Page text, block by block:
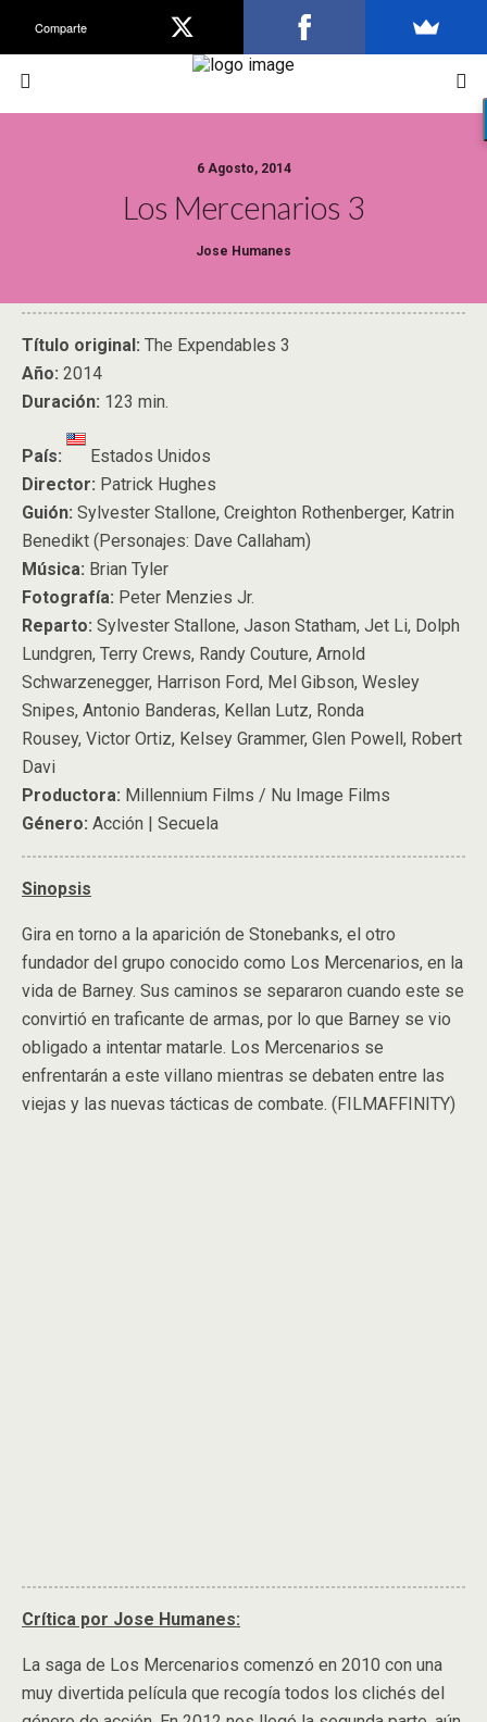
6 Agosto, 2014
Los Mercenarios 3
Jose Humanes
Título original: The Expendables 3
Año: 2014
Duración: 123 min.
País:
Estados Unidos
Director: Patrick Hughes
Guión: Sylvester Stallone, Creighton Rothenberger, Katrin
Benedikt (Personajes: Dave Callaham)
Música: Brian Tyler
Fotografía: Peter Menzies Jr.
Reparto: Sylvester Stallone, Jason Statham, Jet Li, Dolph
Lundgren, Terry Crews, Randy Couture, Arnold
Schwarzenegger, Harrison Ford, Mel Gibson, Wesley
Snipes, Antonio Banderas, Kellan Lutz, Ronda
Rousey, Victor Ortiz, Kelsey Grammer, Glen Powell, Robert
Davi
Productora: Millennium Films / Nu Image Films
Género: Acción | Secuela
Sinopsis
Gira en torno a la aparición de Stonebanks, el otro
fundador del grupo conocido como Los Mercenarios, en la
vida de Barney. Sus caminos se separaron cuando este se
convirtió en traficante de armas, por lo que Barney se vio
obligado a intentar matarle. Los Mercenarios se
enfrentarán a este villano mientras se debaten entre las
viejas y las nuevas tácticas de combate. (FILMAFFINITY)
Crítica por Jose Humanes:
La saga de Los Mercenarios comenzó en 2010 con una
muy divertida película que recogía todos los clichés del
Comparte